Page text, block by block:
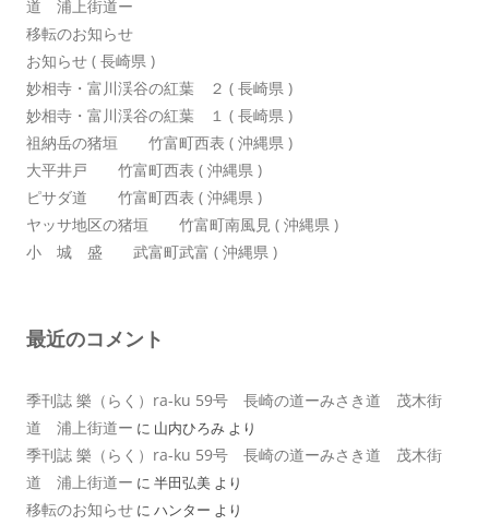
道 浦上街道ー
移転のお知らせ
お知らせ ( 長崎県 )
妙相寺・富川渓谷の紅葉 ２ ( 長崎県 )
妙相寺・富川渓谷の紅葉 １ ( 長崎県 )
祖納岳の猪垣 竹富町西表 ( 沖縄県 )
大平井戸 竹富町西表 ( 沖縄県 )
ピサダ道 竹富町西表 ( 沖縄県 )
ヤッサ地区の猪垣 竹富町南風見 ( 沖縄県 )
小 城 盛 武富町武富 ( 沖縄県 )
最近のコメント
季刊誌 樂（らく）ra-ku 59号 長崎の道ーみさき道 茂木街
道 浦上街道ー に 山内ひろみ より
季刊誌 樂（らく）ra-ku 59号 長崎の道ーみさき道 茂木街
道 浦上街道ー に 半田弘美 より
移転のお知らせ に ハンター より